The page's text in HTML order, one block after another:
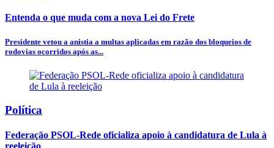
Entenda o que muda com a nova Lei do Frete
Presidente vetou a anistia a multas aplicadas em razão dos bloqueios de
rodovias ocorridos após as...
Política
Federação PSOL-Rede oficializa apoio à candidatura de Lula à
reeleição